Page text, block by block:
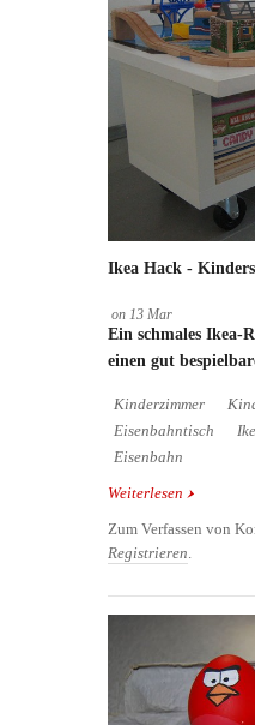
Ikea Hack -
on 13 Mar
Ein schmales Ikea-
einen gut
Kinderzimmer
Eisenbahntisch
Eisenbahn
Weiterlesen über Ikea
Zum Verfassen von
Registrieren.